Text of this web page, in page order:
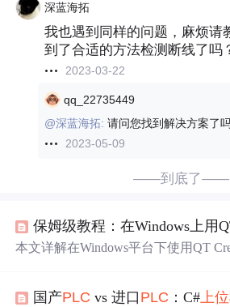
深蓝海拓
我也遇到同样的问题，麻烦请
到了合适的方法检测断线了吗
2023-03-22
qq_22735449
@深蓝海拓:请问您找到解决方案了
2023-05-09
——到底了——
保姆级教程：在Windows上用
本文详解在Windows平台下使用QT
连与心跳检测 ）、工业级数据批量读
国产PLC vs 进口 PLC ：C#上